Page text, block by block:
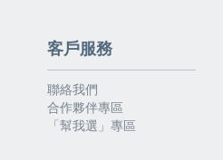
客戶服務
聯絡我們
合作夥伴專區
「幫我選」專區